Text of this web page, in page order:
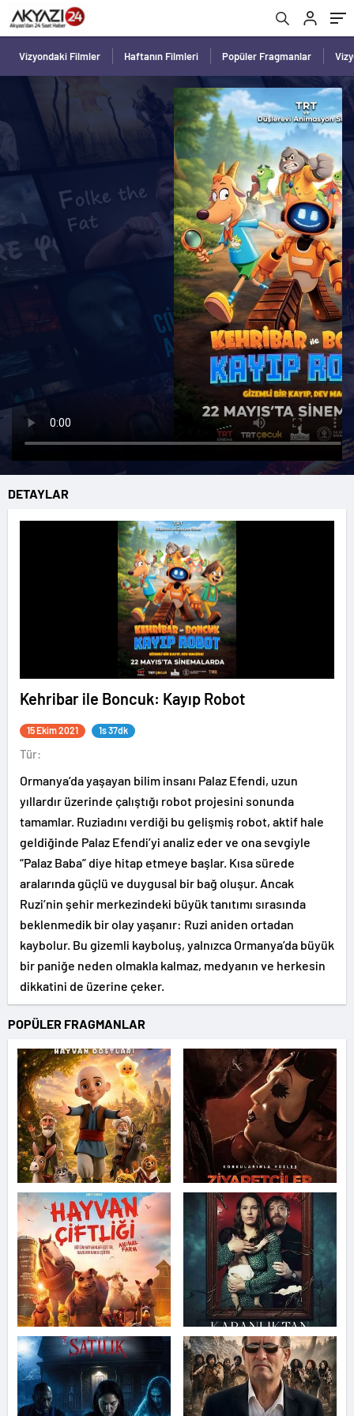
Vizyondaki Filmler Haftanın Filmleri Popüler Fragmanlar
DETAYLAR
Kehribar ile Boncuk: Kayıp Robot
15 Ekim 2021 1s 37dk
Tür:
Ormanya’da yaşayan bilim insanı Palaz Efendi, uzun
yıllardır üzerinde çalıştığı robot projesini sonunda
tamamlar. Ruziadını verdiği bu gelişmiş robot, aktif hale
geldiğinde Palaz Efendi’yi analiz eder ve ona sevgiyle
“Palaz Baba” diye hitap etmeye başlar. Kısa sürede
aralarında güçlü ve duygusal bir bağ oluşur. Ancak
Ruzi’nin şehir merkezindeki büyük tanıtımı sırasında
beklenmedik bir olay yaşanır: Ruzi aniden ortadan
kaybolur. Bu gizemli kayboluş, yalnızca Ormanya’da büyük
bir paniğe neden olmakla kalmaz, medyanın ve herkesin
dikkatini de üzerine çeker.
POPÜLER FRAGMANLAR